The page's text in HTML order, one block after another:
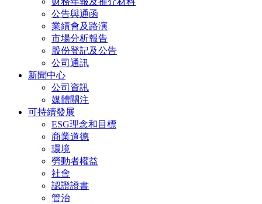
公告與通函
業績會及路演
市場分析報告
股份登記及公告
公司通訊
新聞中心
公司資訊
媒體關注
可持續發展
ESG理念和目標
商業道德
環境
勞動者權益
社會
認證證書
管治